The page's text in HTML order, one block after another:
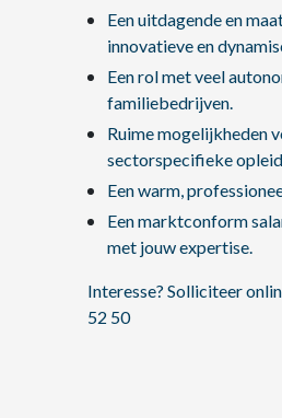
Een uitdagende en
innovatieve en
Een rol met veel
familiebedrijven.
Ruime mogelijkheden
sectorspecifieke
Een warm,
Een marktconform
met jouw expertise.
Interesse? Solliciteer
52 50